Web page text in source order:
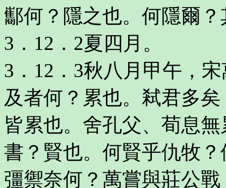
酅何？隱之也。何隱爾
3．12．2夏四月。
3．12．3秋八月甲午，
及者何？累也。弒君多
皆累也。舍孔父、荀息
書？賢也。何賢乎仇牧
彊禦奈何？萬嘗與莊公